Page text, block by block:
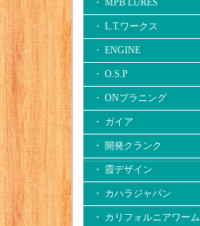
・ MPB LURES
・ L.T.ワークス
・ ENGINE
・ O.S.P
・ ONプラニング
・ ガイア
・ 開発クランク
・ 霞デザイン
・ カハラジャパン
・ カリフォルニアワーム